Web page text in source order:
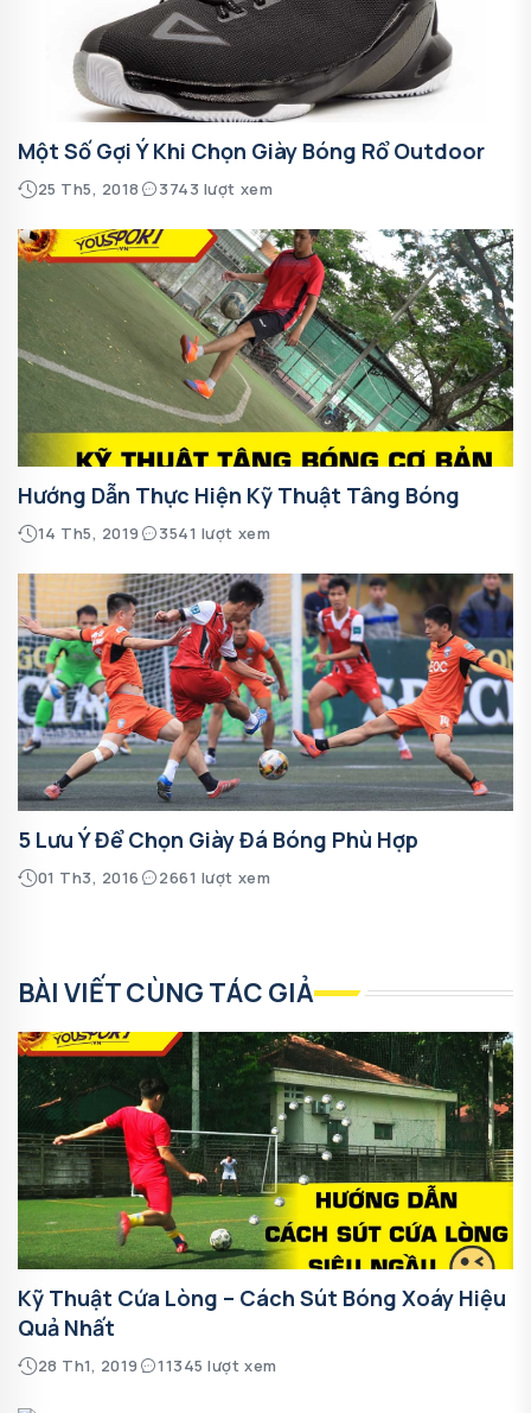
Một Số Gợi Ý Khi Chọn Giày Bóng Rổ Outdoor
25 Th5, 2018 3743 lượt xem
Hướng Dẫn Thực Hiện Kỹ Thuật Tâng Bóng
14 Th5, 2019 3541 lượt xem
5 Lưu Ý Để Chọn Giày Đá Bóng Phù Hợp
01 Th3, 2016 2661 lượt xem
BÀI VIẾT CÙNG TÁC GIẢ
Kỹ Thuật Cứa Lòng – Cách Sút Bóng Xoáy Hiệu
Quả Nhất
28 Th1, 2019 11345 lượt xem